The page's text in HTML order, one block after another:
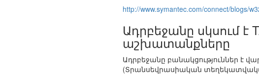
http://www.symantec.com/connect/blogs/
Ադրբեջանը սկսում
աշխատանքները
Ադրբեջանը բանակցություններ է
(Տրանսեվրասիական